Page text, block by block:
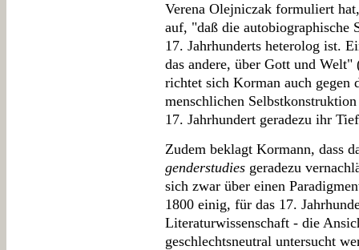
Verena Olejniczak formuliert
auf, "daß die autobiographische
17. Jahrhunderts heterolog ist.
das andere, über Gott und
richtet sich Korman auch gegen
menschlichen
17. Jahrhundert geradezu ihr
Zudem beklagt Kormann, dass
genderstudies geradezu
sich zwar über einen
1800 einig, für das 17.
Literaturwissenschaft - die
geschlechtsneutral untersucht